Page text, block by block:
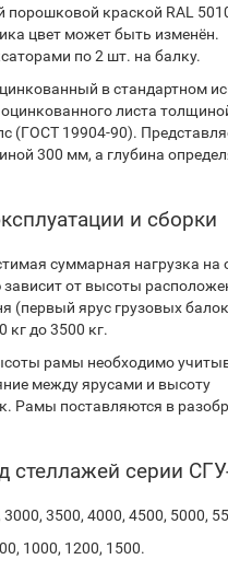
порошковой краской RAL
цвет может быть изменён.
по 2 шт. на балку.
в стандартном
оцинкованного листа
(ГОСТ 19904-90).
300 мм, а глубина
и сборки
суммарная нагрузка на
от высоты
(первый ярус грузовых
кг до 3500 кг.
рамы необходимо
между ярусами и высоту
Рамы поставляются в
стеллажей серии
3500, 4000, 4500, 5000,
1000, 1200, 1500.